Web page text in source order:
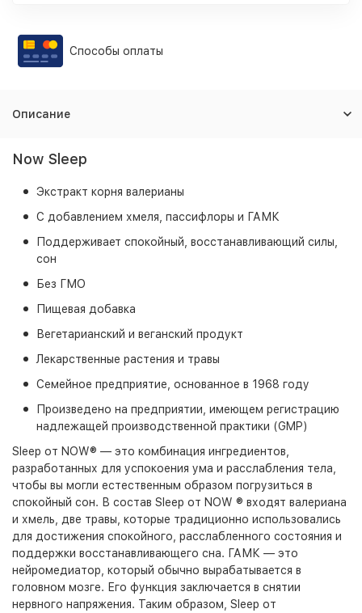
Способы оплаты
Описание
Now Sleep
Экстракт корня валерианы
С добавлением хмеля, пассифлоры и ГАМК
Поддерживает спокойный, восстанавливающий силы,
сон
Без ГМО
Пищевая добавка
Вегетарианский и веганский продукт
Лекарственные растения и травы
Семейное предприятие, основанное в 1968 году
Произведено на предприятии, имеющем регистрацию
надлежащей производственной практики (GMP)
Sleep от NOW® — это комбинация ингредиентов,
разработанных для успокоения ума и расслабления тела,
чтобы вы могли естественным образом погрузиться в
спокойный сон. В состав Sleep от NOW ® входят валериана
и хмель, две травы, которые традиционно использовались
для достижения спокойного, расслабленного состояния и
поддержки восстанавливающего сна. ГАМК — это
нейромедиатор, который обычно вырабатывается в
головном мозге. Его функция заключается в снятии
нервного напряжения. Таким образом, Sleep от